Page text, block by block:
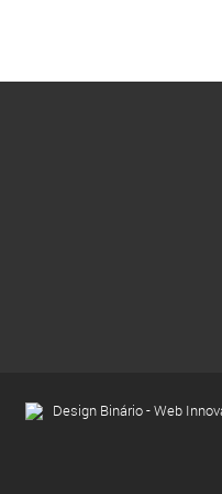
Design Binário - Web